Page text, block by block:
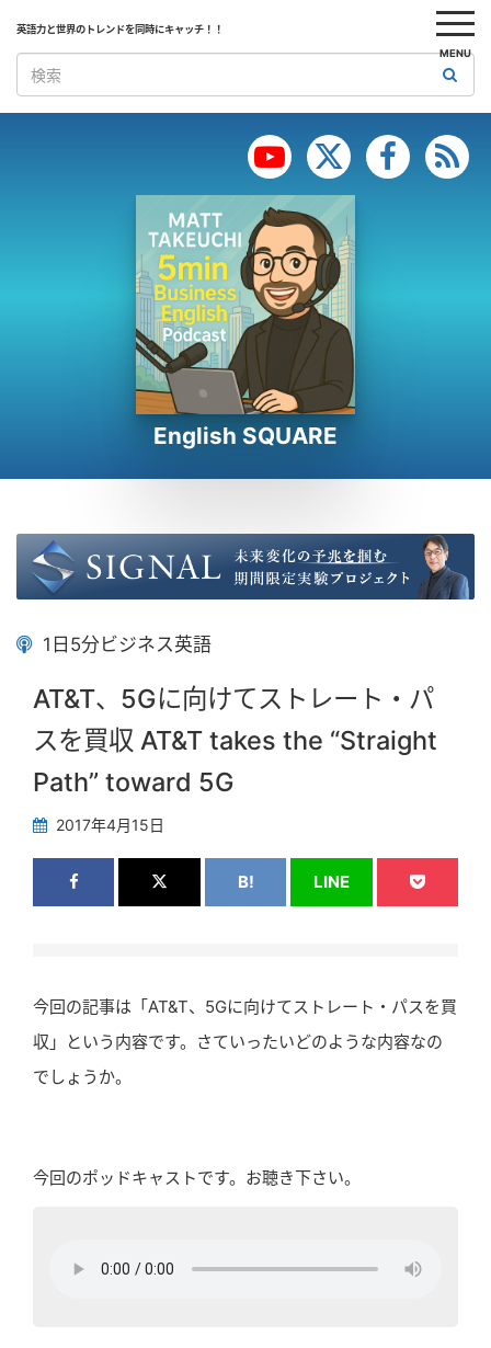
MENU
英語力と世界のトレンドを同時にキャッチ！！
English SQUARE
1日5分ビジネス英語
AT&T、5Gに向けてストレート・パ
スを買収 AT&T takes the “Straight
Path” toward 5G
2017年4月15日
B! LINE
今回の記事は「AT&T、5Gに向けてストレート・パスを買
収」という内容です。さていったいどのような内容なの
でしょうか。
今回のポッドキャストです。お聴き下さい。